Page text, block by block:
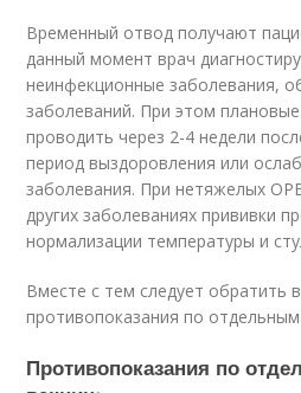
Временный отвод получают
данный момент врач
неинфекционные заболевания,
заболеваний. При этом
проводить через 2-4 недели
период выздоровления или
заболевания. При нетяжелых
других заболеваниях прививки
нормализации температуры и
Вместе с тем следует обратить
противопоказания по
Противопоказания по